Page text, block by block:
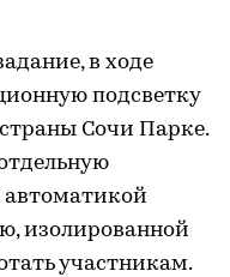
в ходе
подсветку
Сочи Парке.
изолированной
участникам.